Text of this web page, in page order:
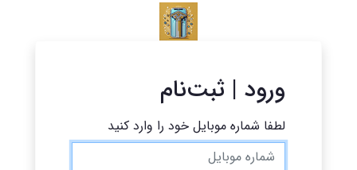
ورود | ثبت‌نام
لطفا شماره موبایل خود را وارد کنید